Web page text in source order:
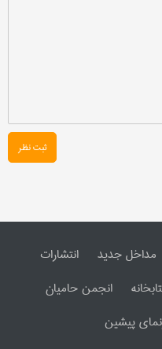
ثبت نظر
مداخل جدید
انتشارات
انجمن حامیان
پیشین